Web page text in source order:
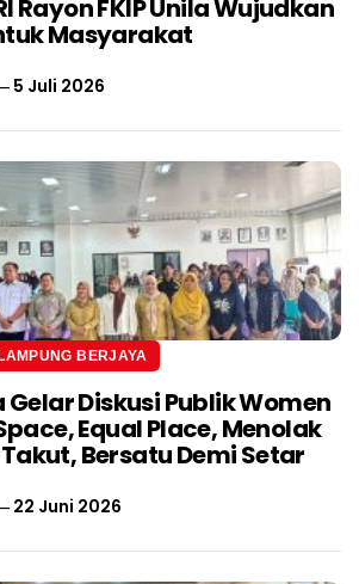
Rayon FKIP Unila Wujudkan
Masyarakat
5 Juli 2026
BERJAYA
Gelar Diskusi Publik Women
Equal Place, Menolak
Bersatu Demi Setar
22 Juni 2026